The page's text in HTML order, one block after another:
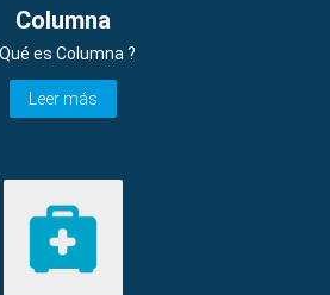
Columna
es Columna ?
Leer más